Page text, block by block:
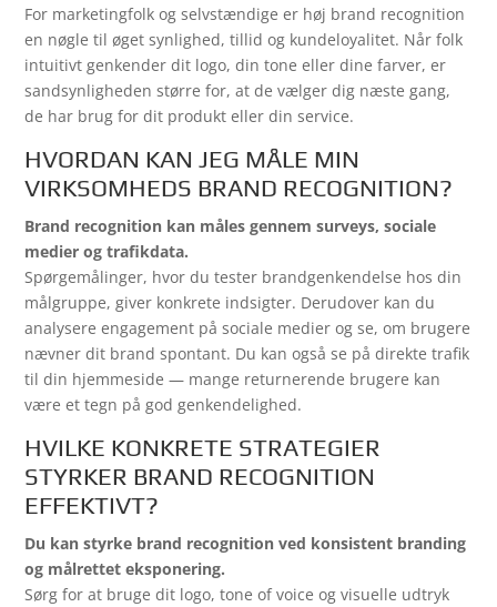
For marketingfolk og selvstændige er høj brand recognition
en nøgle til øget synlighed, tillid og kundeloyalitet. Når folk
intuitivt genkender dit logo, din tone eller dine farver, er
sandsynligheden større for, at de vælger dig næste gang,
de har brug for dit produkt eller din service.
HVORDAN KAN JEG MÅLE MIN
VIRKSOMHEDS BRAND RECOGNITION?
Brand recognition kan måles gennem surveys, sociale
medier og trafikdata.
Spørgemålinger, hvor du tester brandgenkendelse hos din
målgruppe, giver konkrete indsigter. Derudover kan du
analysere engagement på sociale medier og se, om brugere
nævner dit brand spontant. Du kan også se på direkte trafik
til din hjemmeside — mange returnerende brugere kan
være et tegn på god genkendelighed.
HVILKE KONKRETE STRATEGIER
STYRKER BRAND RECOGNITION
EFFEKTIVT?
Du kan styrke brand recognition ved konsistent branding
og målrettet eksponering.
Sørg for at bruge dit logo, tone of voice og visuelle udtryk